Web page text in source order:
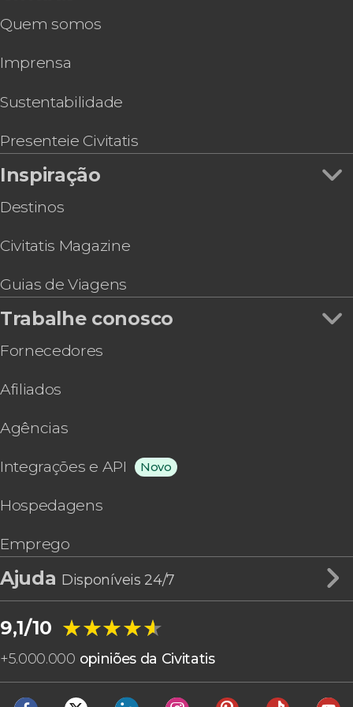
Palau de la Música Catalana
Free tours por Barcelona
Ingresso do mirante da Torre Glòries
Ingresso do Poble Espanyol
Visita guiada pelo Museu Picasso
Quem somos
Imprensa
Sustentabilidade
Presenteie Civitatis
Inspiração
Destinos
Civitatis Magazine
Guias de Viagens
Trabalhe conosco
Fornecedores
Afiliados
Agências
Integrações e API Novo
Hospedagens
Emprego
Ajuda Disponíveis 24/7
9,1/10 ★★★★★
★★★★★
+5.000.000 opiniões da Civitatis